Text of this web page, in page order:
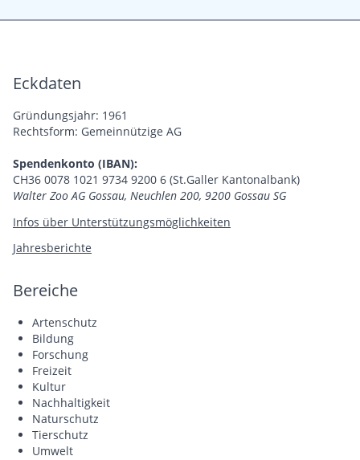
Eckdaten
Gründungsjahr: 1961
Rechtsform: Gemeinnützige AG
Spendenkonto (IBAN):
CH36 0078 1021 9734 9200 6 (St.Galler Kantonalbank)
Walter Zoo AG Gossau, Neuchlen 200, 9200 Gossau SG
Infos über Unterstützungsmöglichkeiten
Jahresberichte
Bereiche
Artenschutz
Bildung
Forschung
Freizeit
Kultur
Nachhaltigkeit
Naturschutz
Tierschutz
Umwelt